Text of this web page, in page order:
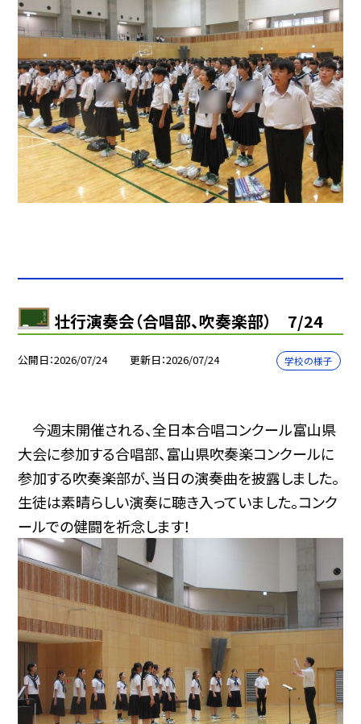
壮行演奏会（合唱部、吹奏楽部） 7/24
公開日 2026/07/24 更新日 2026/07/24 学校の様子
今週末開催される、全日本合唱コンクール富山県
大会に参加する合唱部、富山県吹奏楽コンクールに
参加する吹奏楽部が、当日の演奏曲を披露しました。
生徒は素晴らしい演奏に聴き入っていました。コンク
ールでの健闘を祈念します！